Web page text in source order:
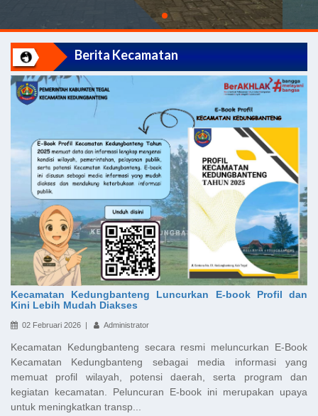
Berita Kecamatan
Kecamatan Kedungbanteng Luncurkan E-book Profil dan
Kini Lebih Mudah Diakses
02 Februari 2026 | Administrator
Kecamatan Kedungbanteng secara resmi meluncurkan E-Book
Kecamatan Kedungbanteng sebagai media informasi yang
memuat profil wilayah, potensi daerah, serta program dan
kegiatan kecamatan. Peluncuran E-book ini merupakan upaya
untuk meningkatkan transp...